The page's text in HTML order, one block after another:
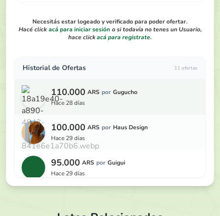
Necesitás estar logeado y verificado para poder ofertar.
Hacé click acá para iniciar sesión o si todavía no tenes un Usuario,
hace clickacá para registrate.
Historial de Ofertas 11 ofertas
110.000 ARS por Gugucho
hace 28 días
100.000 ARS por Haus Design
hace 29 días
95.000 ARS por Guigui
hace 29 días